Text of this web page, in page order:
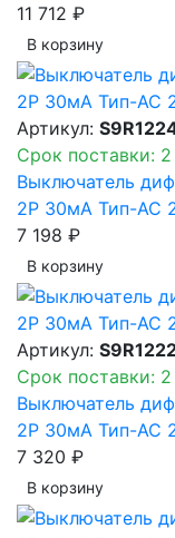
11 712 ₽
В корзинy
Артикул:
Срок поставки: 2
Выключатель
2P 30мА Тип-AC
7 198 ₽
В корзинy
Артикул:
Срок поставки: 2
Выключатель
2P 30мА Тип-AC
7 320 ₽
В корзинy